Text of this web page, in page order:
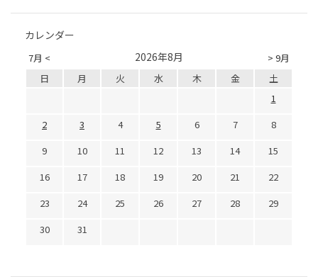
カレンダー
7月 < > 9月
2026年8月
日 月 火 水 木 金
土
1
2
3 4 5 6 7
8
9
10 11 12 13 14
15
16
17 18 19 20 21
22
23
24 25 26 27 28
29
30
31